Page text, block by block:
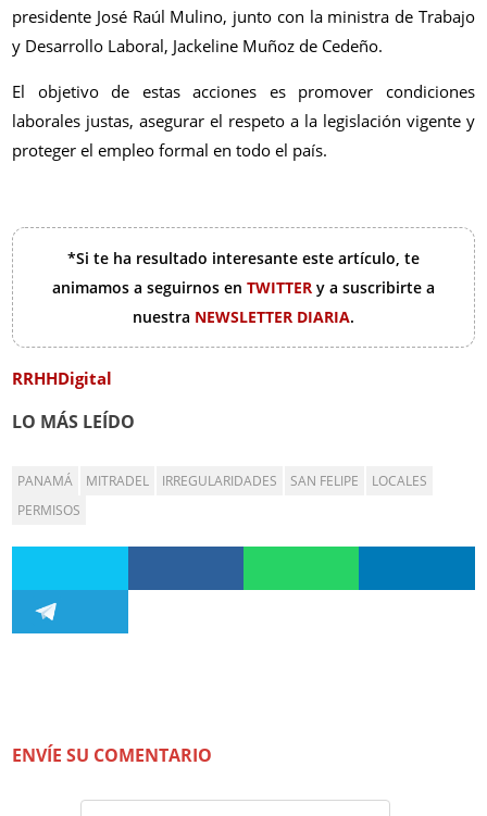
presidente José Raúl Mulino, junto con la ministra de Trabajo
y Desarrollo Laboral, Jackeline Muñoz de Cedeño.
El objetivo de estas acciones es promover condiciones
laborales justas, asegurar el respeto a la legislación vigente y
proteger el empleo formal en todo el país.
*Si te ha resultado interesante este artículo, te
animamos a seguirnos en TWITTER y a suscribirte a
nuestra NEWSLETTER DIARIA.
RRHHDigital
LO MÁS LEÍDO
PANAMÁ MITRADEL IRREGULARIDADES SAN FELIPE
LOCALES
PERMISOS
ENVÍE SU COMENTARIO